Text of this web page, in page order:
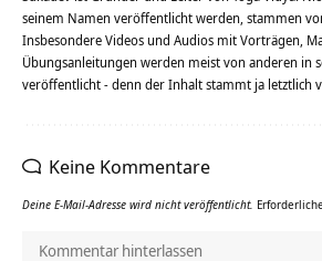
seinem Namen veröffentlicht werden, stammen
Insbesondere Videos und Audios mit Vorträgen,
Übungsanleitungen werden meist von anderen in
veröffentlicht - denn der Inhalt stammt ja letztlich
Keine Kommentare
Deine E-Mail-Adresse wird nicht veröffentlicht.